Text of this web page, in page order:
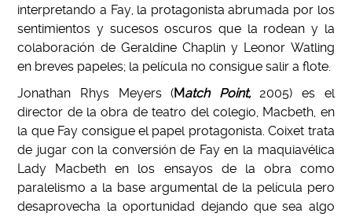
interpretando a Fay, la protagonista abrumada por los
sentimientos y sucesos oscuros que la rodean y la
colaboración de Geraldine Chaplin y Leonor Watling
en breves papeles; la película no consigue salir a flote.
Jonathan Rhys Meyers (Match Point,2005) es el
director de la obra de teatro del colegio, Macbeth, en
la que Fay consigue el papel protagonista. Coixet trata
de jugar con la conversión de Fay en la maquiavélica
Lady Macbeth en los ensayos de la obra como
paralelismo a la base argumental de la película pero
desaprovecha la oportunidad dejando que sea algo